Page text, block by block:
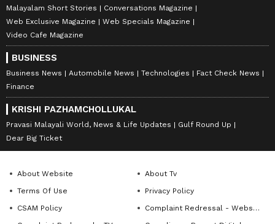
Malayalam Short Stories
Conversations Magazine
Web Exclusive Magazine
Web Specials Magazine
Video Cafe Magazine
BUSINESS
Business News Automobile News Technologies
Fact Check News
Finance
KRISHI PAZHAMCHOLLUKAL
Pravasi Malayali World, News & Life Updates
Gulf Round Up
Dear Big Ticket
About Website
About Tv
Terms Of Use
Privacy Policy
CSAM Policy
Complaint Redressal - Website